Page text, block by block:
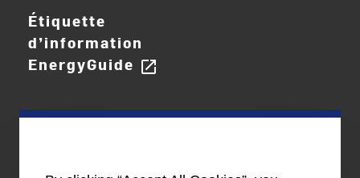
Étiquette
d’information
EnergyGuide open_in_new